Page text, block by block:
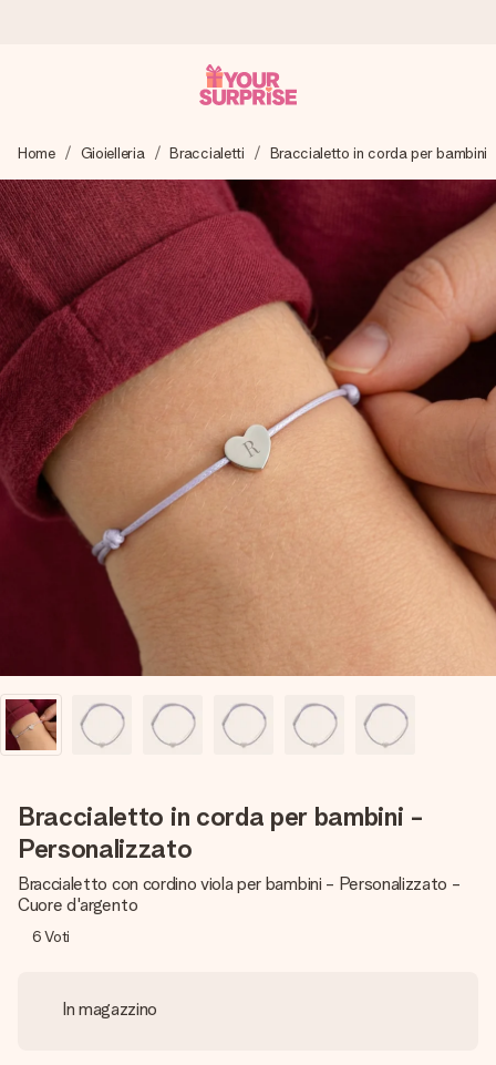
Prepariamo il tuo regalo con attenzione e lo spediamo in un
lampo – così potrai consegnarlo al momento giusto, quando
conta davvero.
4,7 (basato su +15.000 recensioni)
I nostri regali ispirano. I clienti ci valutano 4,7 su Google
Reviews.
Biglietto d'auguri gratuito
Realizza qualcosa di unico in pochi passi – con il suo nome,
una tua foto o un messaggio che tocchi il cuore. Nessuna
complicazione, solo tanto amore per il momento perfetto.
Home Gioielleria Braccialetti Braccialetto in corda per bambini
Braccialetto in corda per bambini -
Personalizzato
Braccialetto con cordino viola per bambini - Personalizzato -
Cuore d'argento
6 Voti
In magazzino